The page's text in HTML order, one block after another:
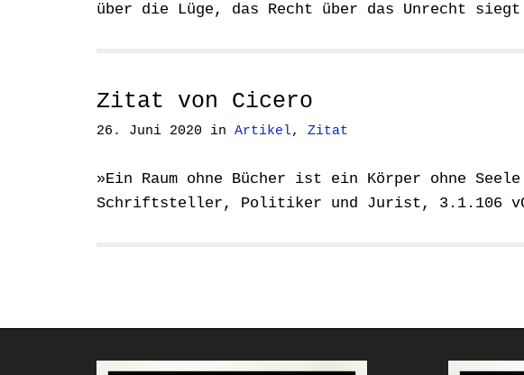
über die Lüge, das Recht über das Unrecht
Zitat von Cicero
26. Juni 2020 in Artikel, Zitat
»Ein Raum ohne Bücher ist ein Körper ohne
Schriftsteller, Politiker und Jurist, 3.1.106